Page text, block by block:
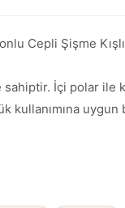
Cepli Şişme
İçi polar ile
kullanımına